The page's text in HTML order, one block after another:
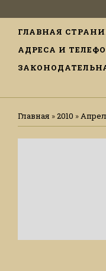
ГЛАВНАЯ
АДРЕСА И
Главная »2010 »